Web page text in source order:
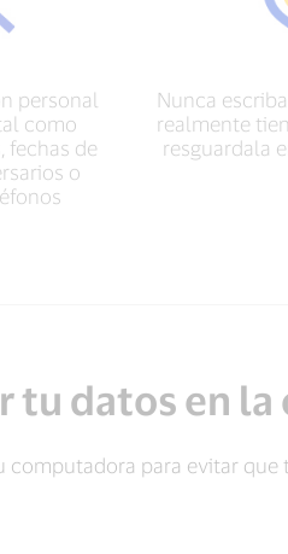
personal
como
fechas de
o
Nunca
realmente
resguardala
tu datos en
para evitar que